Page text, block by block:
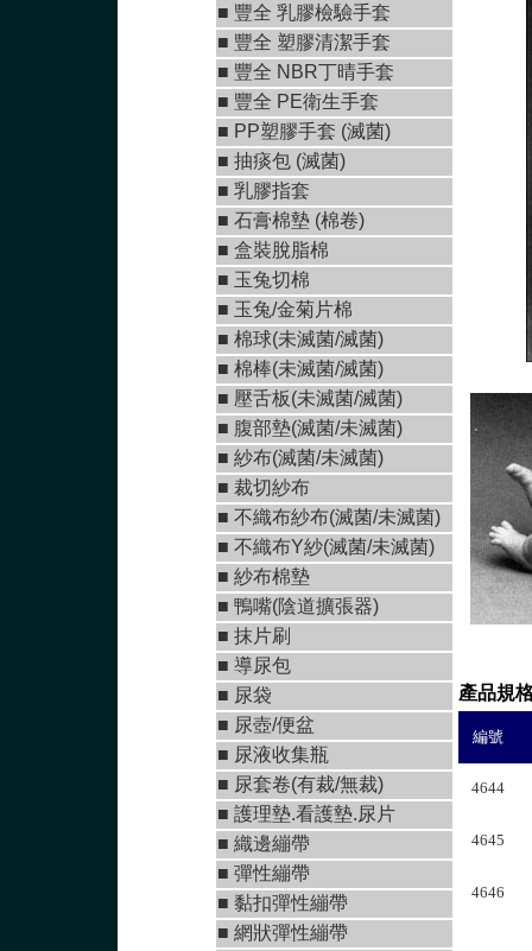
■ 豐全 乳膠檢驗手套
■ 豐全 塑膠清潔手套
■ 豐全 NBR丁晴手套
■ 豐全 PE衛生手套
■ PP塑膠手套 (滅菌)
■ 抽痰包 (滅菌)
■ 乳膠指套
■ 石膏棉墊 (棉卷)
■ 盒裝脫脂棉
■ 玉兔切棉
■ 玉兔/金菊片棉
■ 棉球(未滅菌/滅菌)
■ 棉棒(未滅菌/滅菌)
■ 壓舌板(未滅菌/滅菌)
■ 腹部墊(滅菌/未滅菌)
■ 紗布(滅菌/未滅菌)
■ 裁切紗布
■ 不織布紗布(滅菌/未滅菌)
■ 不織布Y紗(滅菌/未滅菌)
■ 紗布棉墊
■ 鴨嘴(陰道擴張器)
■ 抹片刷
■ 導尿包
■ 尿袋
■ 尿壺/便盆
■ 尿液收集瓶
■ 尿套卷(有裁/無裁)
■ 護理墊.看護墊.尿片
■ 織邊繃帶
■ 彈性繃帶
■ 黏扣彈性繃帶
■ 網狀彈性繃帶
產品規
編號
4644
4645
4646